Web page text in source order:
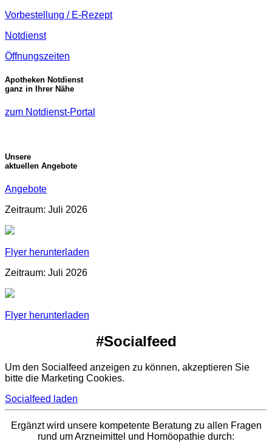
Vorbestellung / E-Rezept
Notdienst
Öffnungszeiten
Apotheken Notdienst
ganz in Ihrer Nähe
zum Notdienst-Portal
Unsere
aktuellen Angebote
Angebote
Zeitraum: Juli 2026
Flyer herunterladen
Zeitraum: Juli 2026
Flyer herunterladen
#Socialfeed
Um den Socialfeed anzeigen zu können, akzeptieren Sie
bitte die Marketing Cookies.
Socialfeed laden
Ergänzt wird unsere kompetente Beratung zu allen Fragen
rund um Arzneimittel und Homöopathie durch: